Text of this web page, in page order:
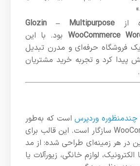
از Glozin – Multipurpose
WooCommerce بود. با این
فروشگاه حرفه‌ای و مدرن تبدیل
پیدا کرد و تجربه خرید مشتریان
چندمنظوره وردپرساست که به‌طور
کامل با WooCommerce سازگار است. این قالب برای
در هر زمینه‌ای طراحی شده: از مد
لوازم خانگی، زیورآلات یا